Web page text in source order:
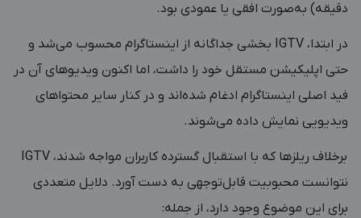
دقیقه) به‌صورت افقی یا عمودی بود.
در ابتدا، IGTV بخشی جداگانه از اینستاگرام محسوب می‌شد و
حتی اپلیکیشن مستقل خود را داشت، اما اکنون ویدیوهای آن در
فید اصلی اینستاگرام ادغام شده‌اند و در کنار سایر محتواهای
ویدیویی نمایش داده می‌شوند.
برخلاف ریلزها که با استقبال گسترده کاربران مواجه شدند، IGTV
نتوانست محبوبیت قابل‌توجهی به دست آورد. دلایل متعددی
برای این موضوع وجود دارد، از جمله: